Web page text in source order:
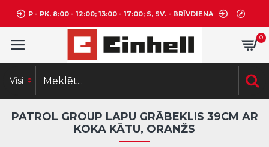
P - PK. 8:00 - 12:00; 13:00 - 17:00; S, SV. - BRĪVDIENA
0
Visi
PATROL GROUP LAPU GRĀBEKLIS 39CM AR
KOKA KĀTU, ORANŽS